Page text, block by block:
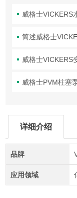
威格士VICKERS
简述威格士
威格士VICKERS
威格士PVM柱塞
详细介绍
品牌
应用领域